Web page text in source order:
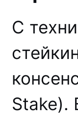
С
Stake).